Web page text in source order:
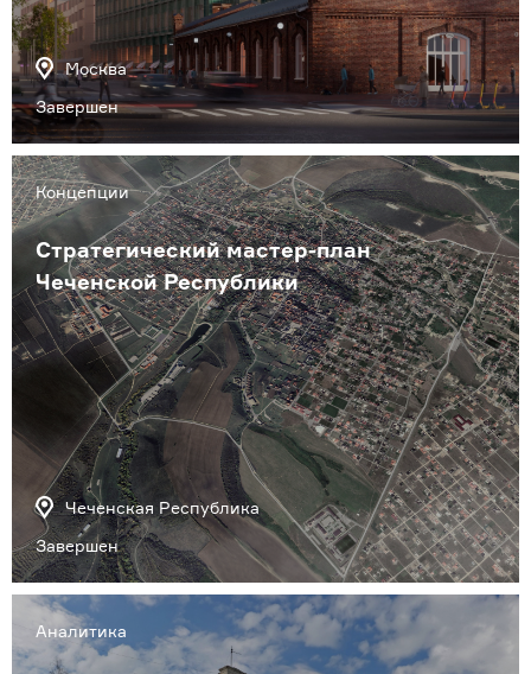
Москва
Завершен
Концепции
Стратегический мастер-план
Чеченской Республики
Чеченская Республика
Завершен
Аналитика